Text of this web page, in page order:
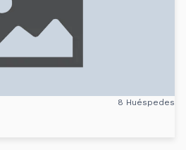
8 Huéspedes